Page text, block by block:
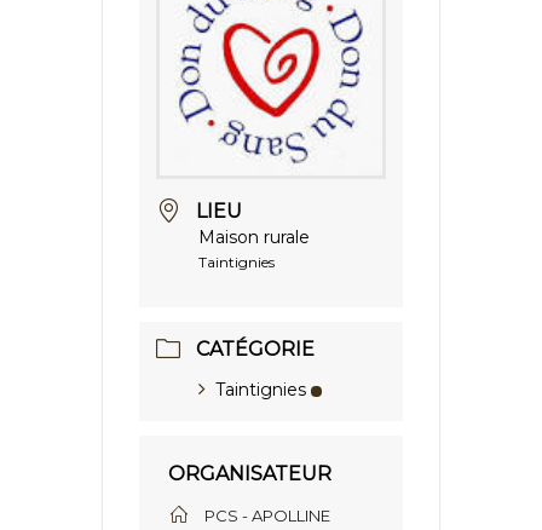
LIEU
Maison rurale
Taintignies
CATÉGORIE
Taintignies
ORGANISATEUR
PCS - APOLLINE